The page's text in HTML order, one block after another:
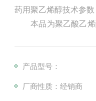
药用聚乙烯醇技术参数
本品为聚乙酸乙烯
（CH2CHOCOCH3
产品型号：
厂商性质：经销商